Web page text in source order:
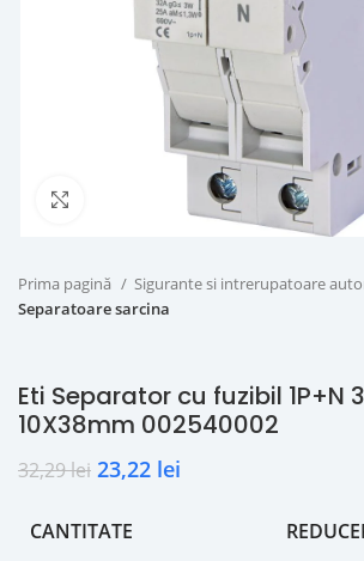
Prima pagină
Sigurante si intrerupatoare
Separatoare sarcina
Eti Separator cu fuzibil 1P+N
10X38mm 002540002
32,29lei 23,22 lei
CANTITATE